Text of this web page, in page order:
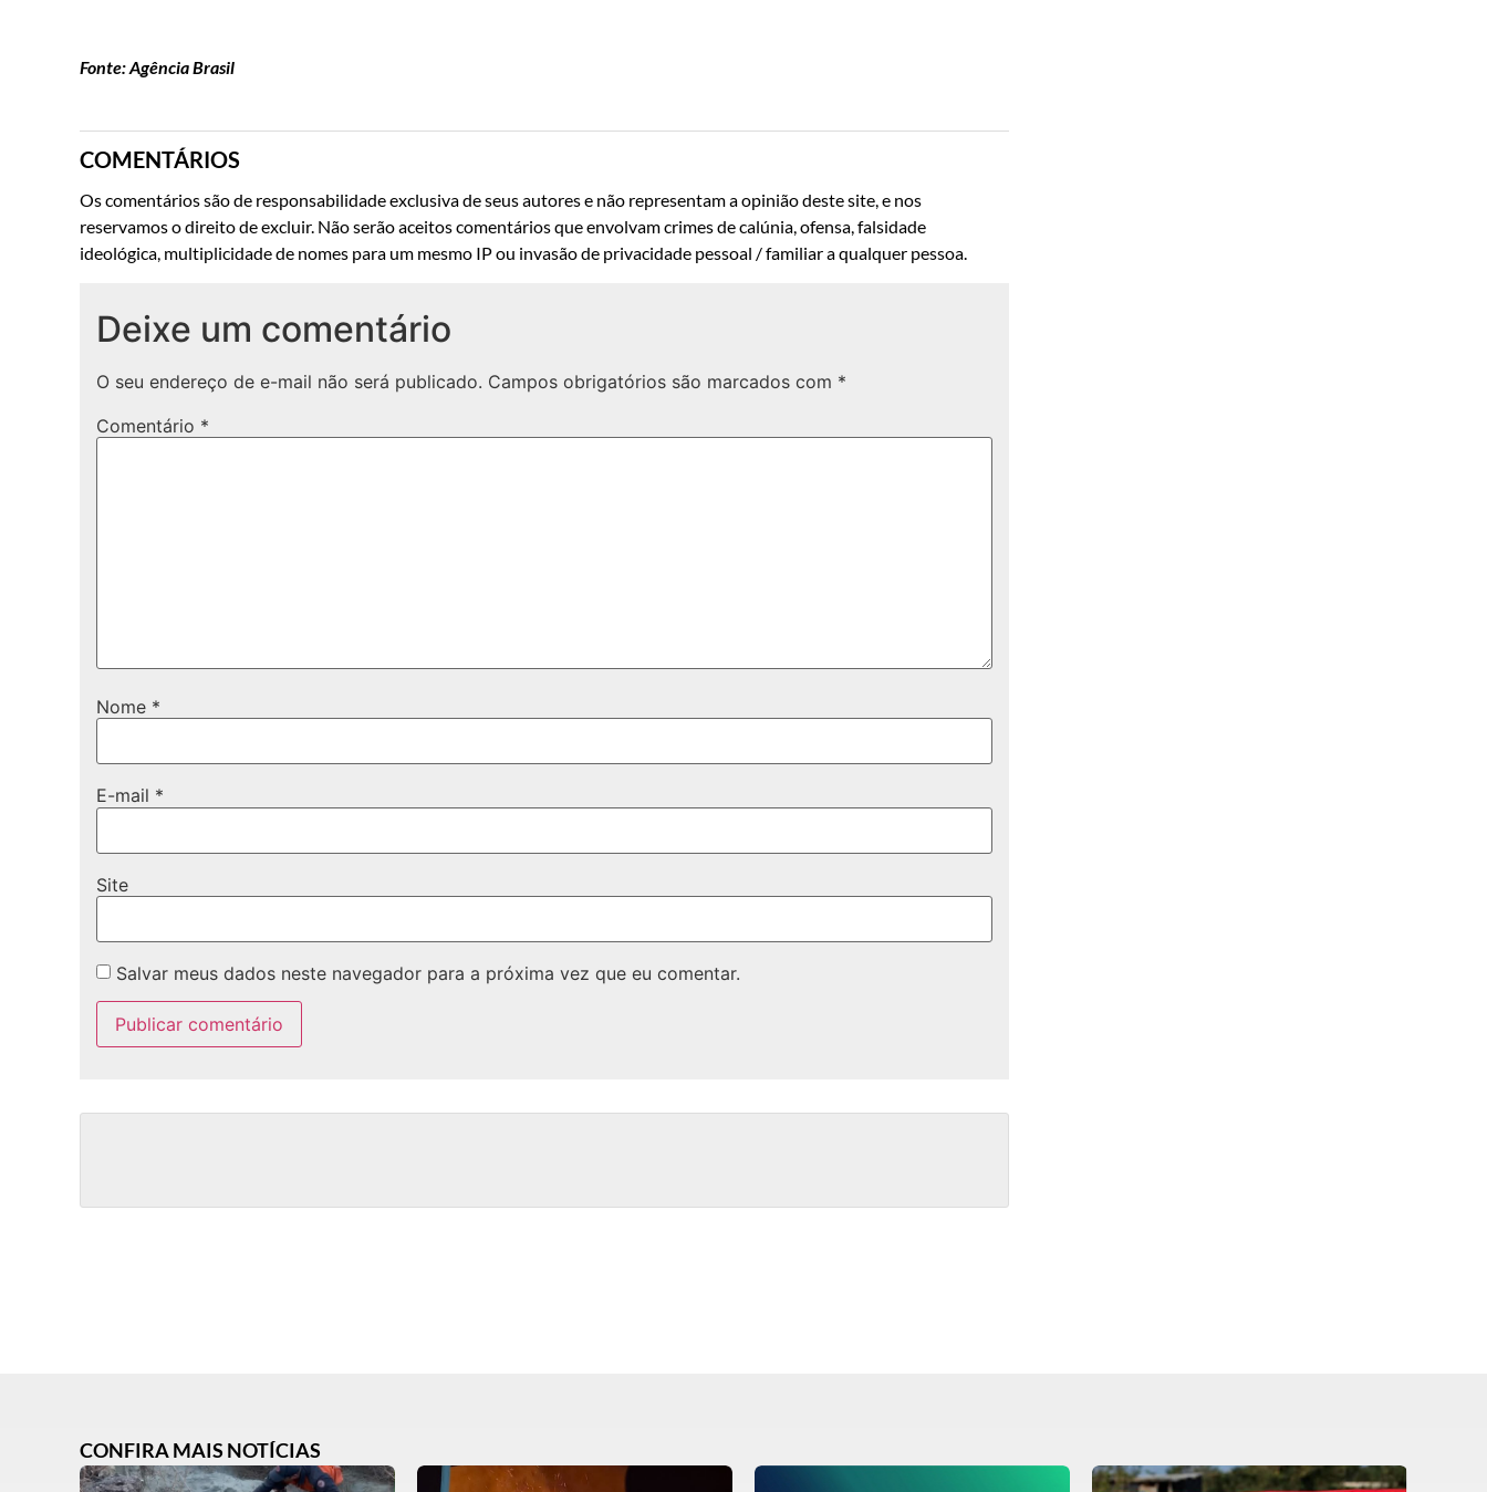
Fonte: Agência Brasil
COMENTÁRIOS
Os comentários são de responsabilidade exclusiva de seus autores e não representam a opinião deste site, e nos
reservamos o direito de excluir. Não serão aceitos comentários que envolvam crimes de calúnia, ofensa, falsidade
ideológica, multiplicidade de nomes para um mesmo IP ou invasão de privacidade pessoal / familiar a qualquer pessoa.
Deixe um comentário
O seu endereço de e-mail não será publicado. Campos obrigatórios são marcados com *
Comentário *
Nome *
E-mail *
Site
Salvar meus dados neste navegador para a próxima vez que eu comentar.
CONFIRA MAIS NOTÍCIAS